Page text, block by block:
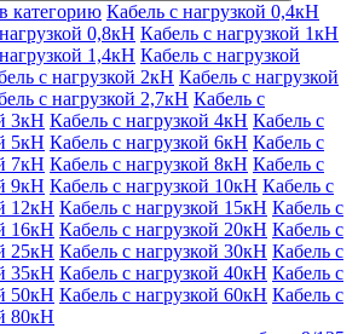
категорию Кабель с нагрузкой 0,4кН
0,8кН Кабель с нагрузкой 1кН
1,4кН Кабель с нагрузкой
с нагрузкой 2кН Кабель с нагрузкой
с нагрузкой 2,7кН Кабель с
3кН Кабель с нагрузкой 4кН Кабель с
5кН Кабель с нагрузкой 6кН Кабель с
7кН Кабель с нагрузкой 8кН Кабель с
9кН Кабель с нагрузкой 10кН Кабель с
12кН Кабель с нагрузкой 15кН Кабель с
16кН Кабель с нагрузкой 20кН Кабель с
25кН Кабель с нагрузкой 30кН Кабель с
35кН Кабель с нагрузкой 40кН Кабель с
50кН Кабель с нагрузкой 60кН Кабель с
80кН